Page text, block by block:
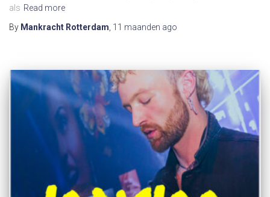
als Read more
By Mankracht Rotterdam 11 maanden ago